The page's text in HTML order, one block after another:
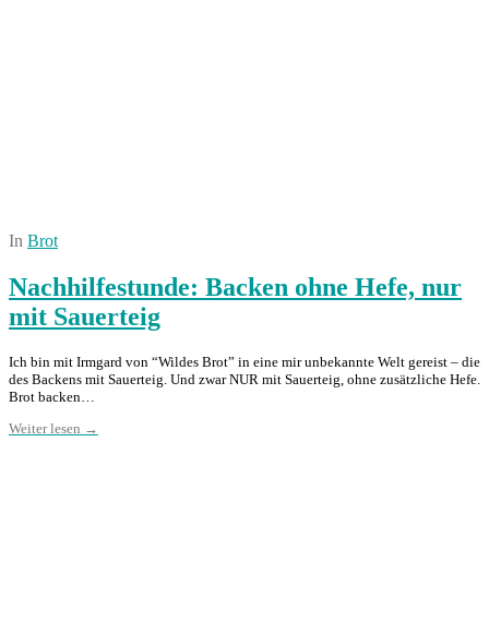
In Brot
Nachhilfestunde: Backen ohne Hefe, nur
mit Sauerteig
Ich bin mit Irmgard von “Wildes Brot” in eine mir unbekannte Welt gereist – die
des Backens mit Sauerteig. Und zwar NUR mit Sauerteig, ohne zusätzliche Hefe.
Brot backen…
Weiter lesen →